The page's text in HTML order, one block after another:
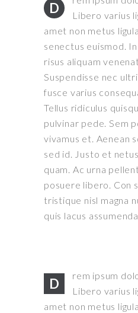
D
Libero varius
amet non metus
senectus euismod.
risus aliquam
Suspendisse nec
fusce varius
Tellus ridiculus
pulvinar pede. Sem
vivamus et. Aenean
sed id. Justo et
quam. Ac urna
posuere libero. Con
tristique nisl magna
quis lacus
D
rem ipsum
Libero varius
amet non metus